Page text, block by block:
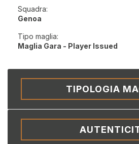
Squadra:
Genoa
Tipo maglia:
Maglia Gara - Player Issued
TIPOLOGIA